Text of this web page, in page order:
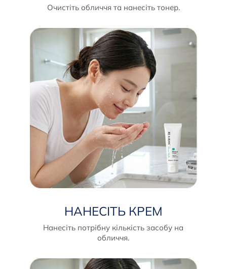
Очистіть обличчя та нанесіть тонер.
НАНЕСІТЬ КРЕМ
Нанесіть потрібну кількість засобу на
обличчя.